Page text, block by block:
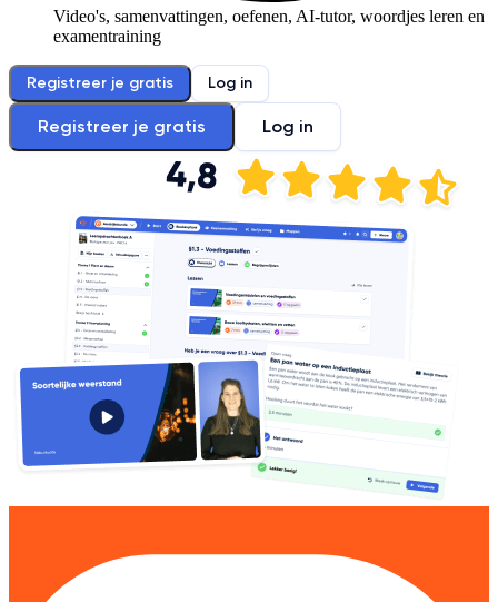
Video's, samenvattingen, oefenen, AI-tutor, woordjes leren en
examentraining
Registreer je gratis Log in
Registreer je gratis Log in